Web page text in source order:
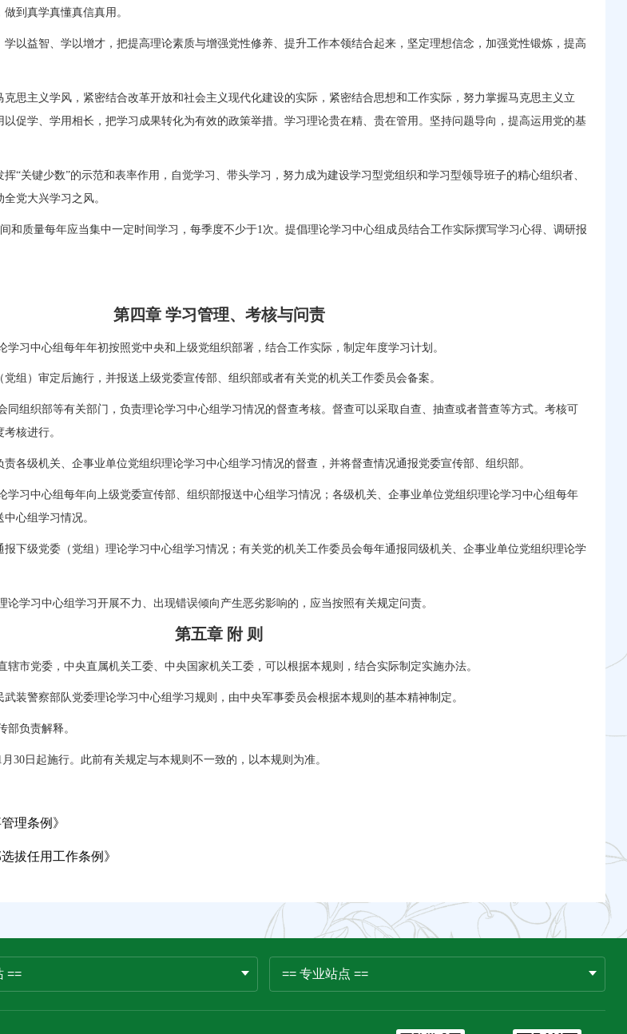
到真学真懂真信真用。
益智、学以增才，把提高理论素质与增强党性修养、提升工作本领结合起来，坚定理想信念，加强党性锻炼，提高
主义学风，紧密结合改革开放和社会主义现代化建设的实际，紧密结合思想和工作实际，努力掌握马克思主义立
促学、学用相长，把学习成果转化为有效的政策举措。学习理论贵在精、贵在管用。坚持问题导向，提高运用党的基
关键少数”的示范和表率作用，自觉学习、带头学习，努力成为建设学习型党组织和学习型领导班子的精心组织者、
党大兴学习之风。
和质量每年应当集中一定时间学习，每季度不少于1次。提倡理论学习中心组成员结合工作实际撰写学习心得、调研报
第四章 学习管理、考核与问责
学习中心组每年年初按照党中央和上级党组织部署，结合工作实际，制定年度学习计划。
组）审定后施行，并报送上级党委宣传部、组织部或者有关党的机关工作委员会备案。
组织部等有关部门，负责理论学习中心组学习情况的督查考核。督查可以采取自查、抽查或者普查等方式。考核可
核进行。
级机关、企事业单位党组织理论学习中心组学习情况的督查，并将督查情况通报党委宣传部、组织部。
习中心组每年向上级党委宣传部、组织部报送中心组学习情况；各级机关、企事业单位党组织理论学习中心组每年
心组学习情况。
级党委（党组）理论学习中心组学习情况；有关党的机关工作委员会每年通报同级机关、企事业单位党组织理论学
学习中心组学习开展不力、出现错误倾向产生恶劣影响的，应当按照有关规定问责。
第五章 附 则
市党委，中央直属机关工委、中央国家机关工委，可以根据本规则，结合实际制定实施办法。
警察部队党委理论学习中心组学习规则，由中央军事委员会根据本规则的基本精神制定。
负责解释。
日起施行。此前有关规定与本规则不一致的，以本规则为准。
理条例》
拔任用工作条例》
== == 专业站点 ==